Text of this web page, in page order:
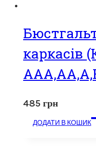
каркасів
485 грн
ДОДАТИ В КОШИК